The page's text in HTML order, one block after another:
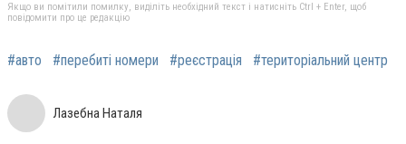
Якщо ви помітили помилку, виділіть необхідний текст і натисніть Ctrl + Enter, щоб
повідомити про це редакцію
#авто #перебиті номери #реєстрація #територіальний центр
Лазебна Наталя